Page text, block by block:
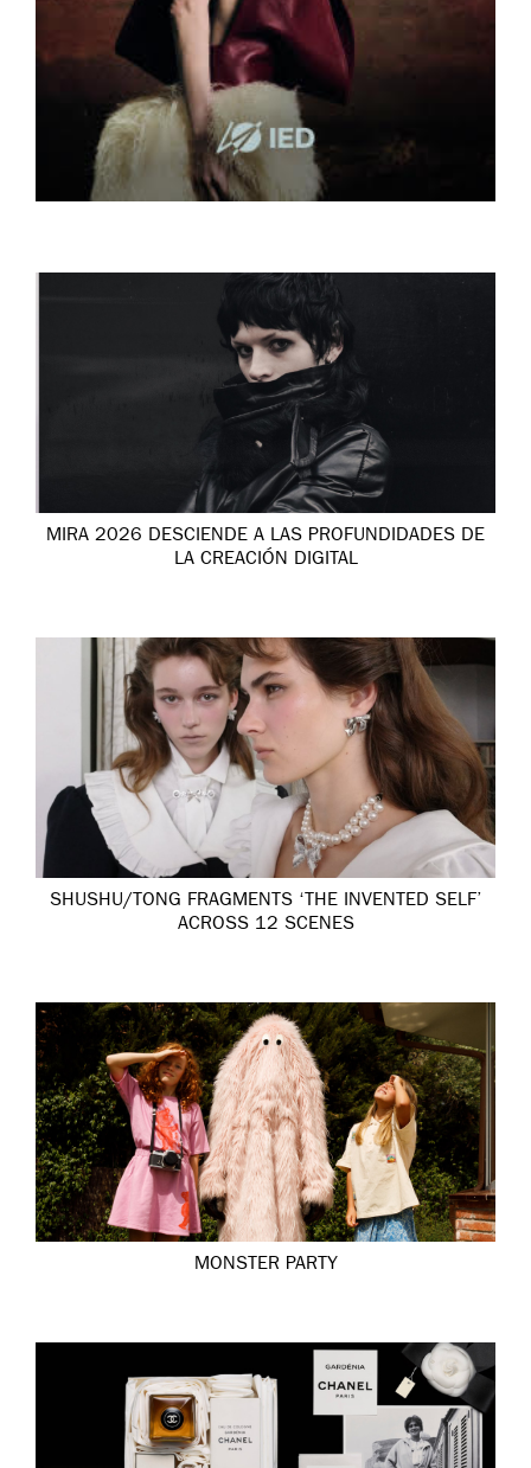
MIRA 2026 DESCIENDE A LAS PROFUNDIDADES DE
LA CREACIÓN DIGITAL
SHUSHU/TONG FRAGMENTS ‘THE INVENTED SELF’
ACROSS 12 SCENES
MONSTER PARTY